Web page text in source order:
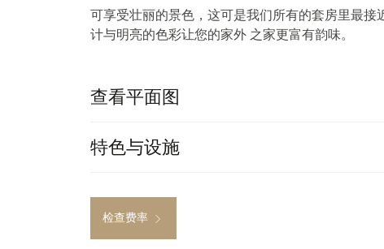
可享受壮丽的景色，这可是我们所有的套房里最接
计与明亮的色彩让您的家外 之家更富有韵味。
查看平面图
特色与设施
检查费率